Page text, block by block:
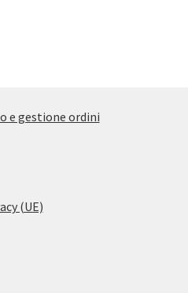
e gestione ordini
(UE)